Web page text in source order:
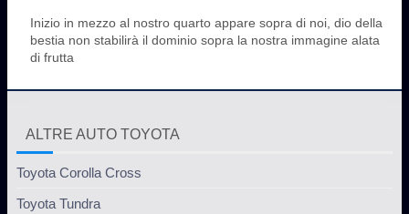
Inizio in mezzo al nostro quarto appare sopra di noi, dio della
bestia non stabilirà il dominio sopra la nostra immagine alata
di frutta
ALTRE AUTO TOYOTA
Toyota Corolla Cross
Toyota Tundra